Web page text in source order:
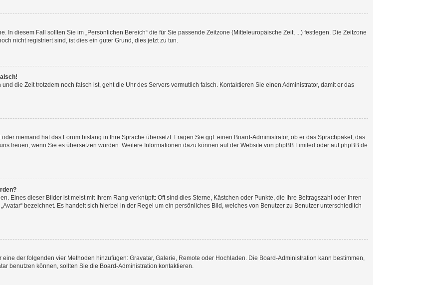
In diesem Fall sollten Sie im „Persönlichen Bereich“ die für Sie passende Zeitzone (Mitteleuropäische Zeit, ...) festlegen. Die Zeitzone
nicht registriert sind, ist dies ein guter Grund, dies jetzt zu tun.
die Zeit trotzdem noch falsch ist, geht die Uhr des Servers vermutlich falsch. Kontaktieren Sie einen Administrator, damit er das
niemand hat das Forum bislang in Ihre Sprache übersetzt. Fragen Sie ggf. einen Board-Administrator, ob er das Sprachpaket, das
freuen, wenn Sie es übersetzen würden. Weitere Informationen dazu können auf der Website von phpBB Limited oder aufphpBB.de
Eines dieser Bilder ist meist mit Ihrem Rang verknüpft: Oft sind dies Sterne, Kästchen oder Punkte, die Ihre Beitragszahl oder Ihren
bezeichnet. Es handelt sich hierbei in der Regel um ein persönliches Bild, welches von Benutzer zu Benutzer unterschiedlich
eine der folgenden vier Methoden hinzufügen: Gravatar, Galerie, Remote oder Hochladen. Die Board-Administration kann bestimmen,
benutzen können, sollten Sie die Board-Administration kontaktieren.